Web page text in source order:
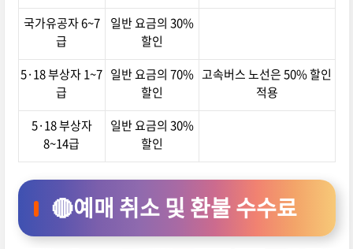
국가유공자 6~7
급
일반 요금의 30%
할인
5·18 부상자 1~7
급
일반 요금의 70%
할인
고속버스 노선은 50% 할인
적용
5·18 부상자
8~14급
일반 요금의 30%
할인
🔴예매 취소 및 환불 수수료